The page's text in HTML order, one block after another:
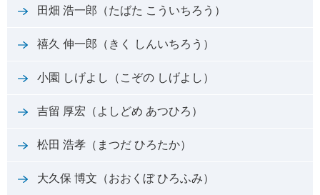
田畑 浩一郎（たばた こういちろう）
禧久 伸一郎（きく しんいちろう）
小園 しげよし（こぞの しげよし）
吉留 厚宏（よしどめ あつひろ）
松田 浩孝（まつだ ひろたか）
大久保 博文（おおくぼ ひろふみ）